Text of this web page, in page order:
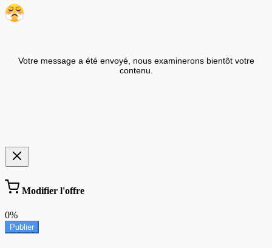
Votre message a été envoyé, nous examinerons bientôt votre
contenu.
Modifier l'offre
0%
Publier